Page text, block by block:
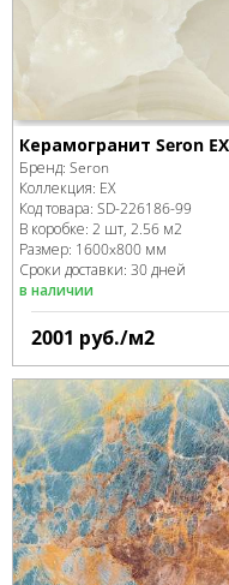
Керамогранит Seron
Бренд: Seron
Коллекция: EX
Код товара: SD-226186-99
В коробке: 2 шт, 2.56 м2
Размер: 1600x800 мм
Сроки доставки: 30 дней
в наличии
2001 руб./м2